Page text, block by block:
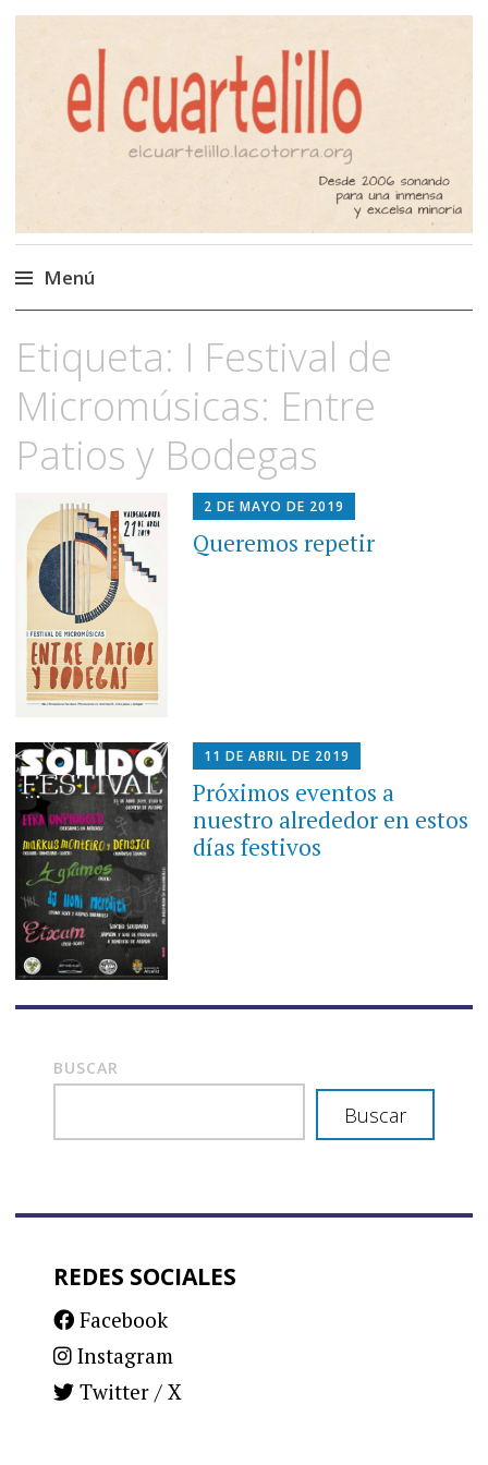
El Cuartelillo
Programa de radio de música
independiente. Podcast
Menú
al
contenido
Etiqueta: I Festival de
Micromúsicas: Entre
Patios y Bodegas
2 DE MAYO DE 2019
Queremos repetir
11 DE ABRIL DE 2019
Próximos eventos a
nuestro alrededor en estos
días festivos
BUSCAR
Buscar
REDES SOCIALES
Facebook
Instagram
Twitter / X